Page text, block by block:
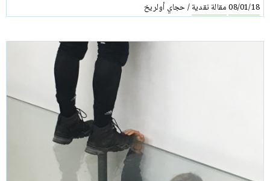
08/01/18مقالة نقدية/حجاي أولريخ